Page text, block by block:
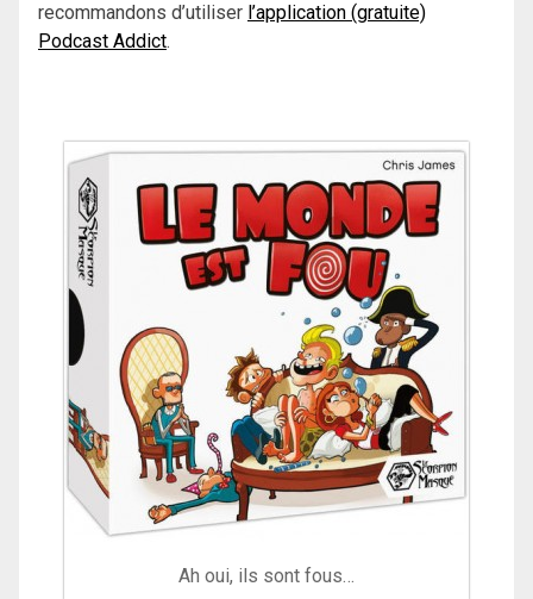
recommandons d’utiliser l’application (gratuite)
Podcast Addict.
Ah oui, ils sont fous…